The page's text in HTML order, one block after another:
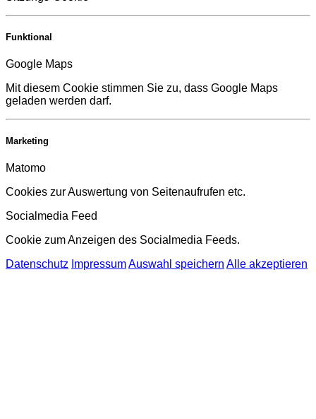
Funktional
Google Maps
Mit diesem Cookie stimmen Sie zu, dass Google Maps
geladen werden darf.
Marketing
Matomo
Cookies zur Auswertung von Seitenaufrufen etc.
Socialmedia Feed
Cookie zum Anzeigen des Socialmedia Feeds.
Datenschutz ImpressumAuswahl speichern Alle akzeptieren